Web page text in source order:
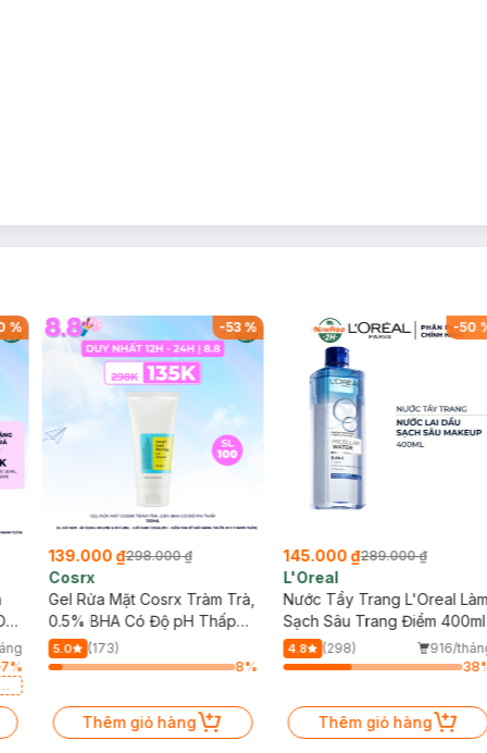
%
7%
-53%
139.000 ₫298.000 ₫
Cosrx
Gel Rửa Mặt Cosrx Tràm Trà,
0.5% BHA Có Độ pH Thấp
150ml
5.0
(173)
8%
Thêm giỏ hàng
-50
145.000 ₫289.000 ₫
L'Oreal
Nước Tẩy Trang L'Oreal Làm
Sạch Sâu Trang Điểm 400ml
4.8 (298)
916/
38
Thêm giỏ hàng